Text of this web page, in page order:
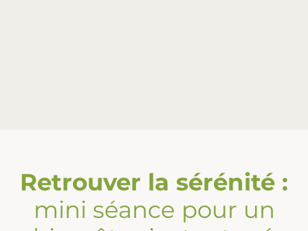
Retrouver la sérénité :
mini séance pour un